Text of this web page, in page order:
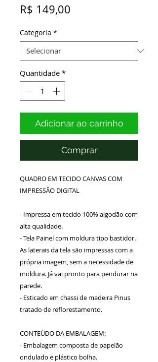
R$ 149,00
Categoria *
Quantidade *
Adicionar ao carrinho
Comprar
QUADRO EM TECIDO CANVAS COM
IMPRESSÃO DIGITAL
- Impressa em tecido 100% algodão com
alta qualidade.
- Tela Painel com moldura tipo bastidor.
As laterais da tela são impressas com a
própria imagem, sem a necessidade de
moldura. Já vai pronto para pendurar na
parede.
- Esticado em chassi de madeira Pinus
tratado de reflorestamento.
CONTEÚDO DA EMBALAGEM:
- Embalagem composta de papelão
ondulado e plástico bolha.